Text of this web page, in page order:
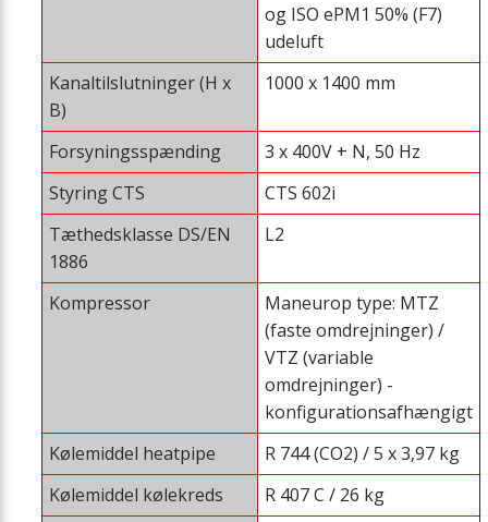
og ISO ePM1 50% (F7)
udeluft
Kanaltilslutninger (H x
B)
1000 x 1400 mm
Forsyningsspænding
3 x 400V + N, 50 Hz
Styring CTS
CTS 602i
Tæthedsklasse DS/EN
1886
L2
Kompressor
Maneurop type: MTZ
(faste omdrejninger) /
VTZ (variable
omdrejninger) -
konfigurationsafhængigt
Kølemiddel heatpipe
R 744 (CO2) / 5 x 3,97 kg
Kølemiddel kølekreds
R 407 C / 26 kg